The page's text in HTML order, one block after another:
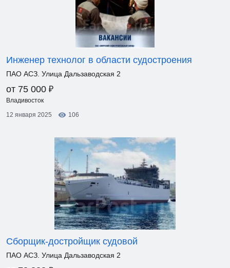
Инженер технолог в области судостроения
ПАО АСЗ. Улица Дальзаводская 2
от 75 000 ₽
Владивосток
12 января 2025
106
Сборщик-достройщик судовой
ПАО АСЗ. Улица Дальзаводская 2